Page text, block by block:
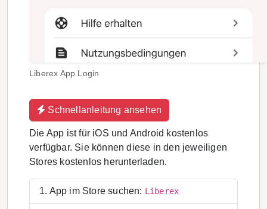
Liberex App Login
Schnellanleitung ansehen
Die App ist für iOS und Android kostenlos
verfügbar. Sie können diese in den jeweiligen
Stores kostenlos herunterladen.
App im Store suchen: Liberex